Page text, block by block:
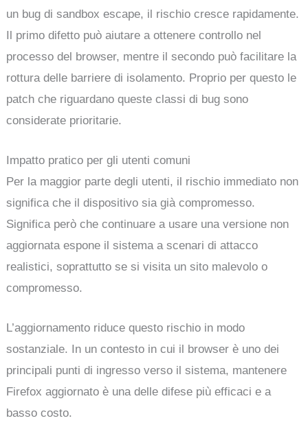
un bug di sandbox escape, il rischio cresce rapidamente.
Il primo difetto può aiutare a ottenere controllo nel
processo del browser, mentre il secondo può facilitare la
rottura delle barriere di isolamento. Proprio per questo le
patch che riguardano queste classi di bug sono
considerate prioritarie.
Impatto pratico per gli utenti comuni
Per la maggior parte degli utenti, il rischio immediato non
significa che il dispositivo sia già compromesso.
Significa però che continuare a usare una versione non
aggiornata espone il sistema a scenari di attacco
realistici, soprattutto se si visita un sito malevolo o
compromesso.
L’aggiornamento riduce questo rischio in modo
sostanziale. In un contesto in cui il browser è uno dei
principali punti di ingresso verso il sistema, mantenere
Firefox aggiornato è una delle difese più efficaci e a
basso costo.